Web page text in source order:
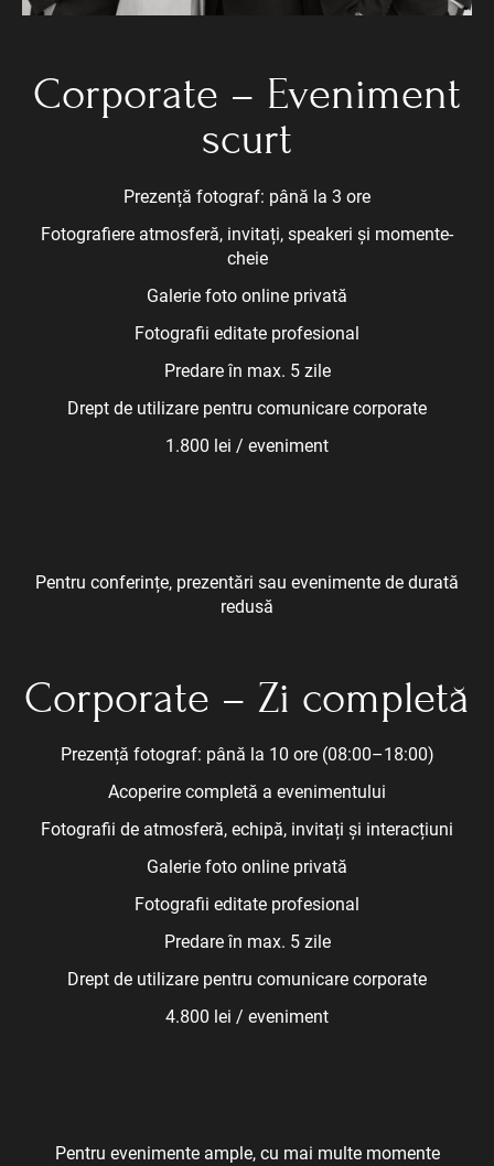
Corporate – Eveniment
scurt
Prezență fotograf: până la 3 ore
Fotografiere atmosferă, invitați, speakeri și momente-
cheie
Galerie foto online privată
Fotografii editate profesional
Predare în max. 5 zile
Drept de utilizare pentru comunicare corporate
1.800 lei / eveniment
Pentru conferințe, prezentări sau evenimente de durată
redusă
Corporate – Zi completă
Prezență fotograf: până la 10 ore (08:00–18:00)
Acoperire completă a evenimentului
Fotografii de atmosferă, echipă, invitați și interacțiuni
Galerie foto online privată
Fotografii editate profesional
Predare în max. 5 zile
Drept de utilizare pentru comunicare corporate
4.800 lei / eveniment
Pentru evenimente ample, cu mai multe momente